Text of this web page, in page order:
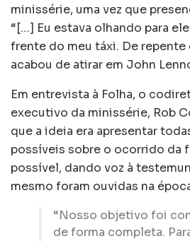
minissérie, uma vez que
“[…] Eu estava olhando para
frente do meu táxi. De repente
acabou de atirar em John
Em entrevista à Folha, o
executivo da minissérie, Rob
que a ideia era apresentar
possíveis sobre o ocorrido da
possível, dando voz à
mesmo foram ouvidas na
“Nosso objetivo foi
de forma completa.